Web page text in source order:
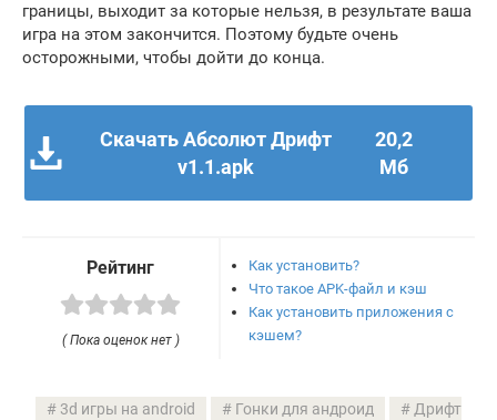
границы, выходит за которые нельзя, в результате ваша
игра на этом закончится. Поэтому будьте очень
осторожными, чтобы дойти до конца.
Скачать Абсолют Дрифт
v1.1.apk
20,2
Мб
Рейтинг
( Пока оценок нет )
Как установить?
Что такое APK-файл и кэш
Как установить приложения с
кэшем?
3d игры на android Гонки для андроид
Дрифт